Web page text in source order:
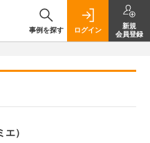
事例を探す ログイン
新規
会員登録
）